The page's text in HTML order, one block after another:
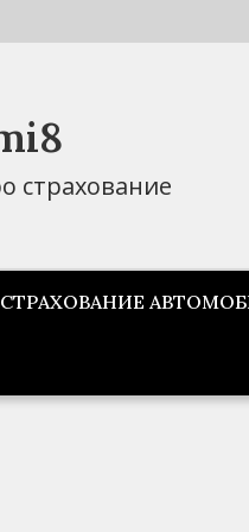
страхование
СТРАХОВАНИЕ